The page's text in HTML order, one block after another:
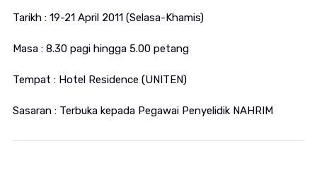
Tarikh : 19-21 April 2011 (Selasa-Khamis)
Masa : 8.30 pagi hingga 5.00 petang
Tempat : Hotel Residence (UNITEN)
Sasaran : Terbuka kepada Pegawai Penyelidik NAHRIM